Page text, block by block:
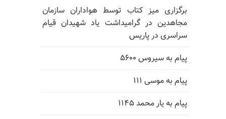
برگزاری میز کتاب توسط هواداران سازمان
مجاهدین در گرامیداشت یاد شهیدان قیام
سراسری در پاریس
پیام به سیروس ۵۶۰۰
پیام به موسی ۱۱۱
پیام به یار محمد ۱۱۴۵